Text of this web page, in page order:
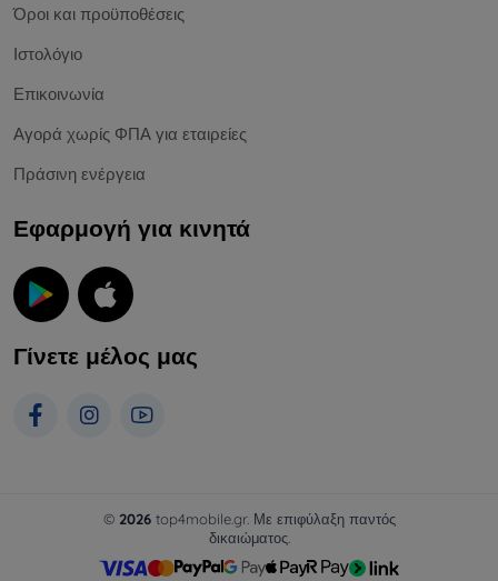
Όροι και προϋποθέσεις
Ιστολόγιο
Επικοινωνία
Αγορά χωρίς ΦΠΑ για εταιρείες
Πράσινη ενέργεια
Εφαρμογή για κινητά
Γίνετε μέλος μας
© 2026top4mobile.gr. Με επιφύλαξη παντός
δικαιώματος.